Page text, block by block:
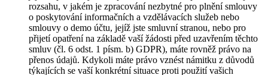
rozsahu, v jakém je zpracování nezbytné pro plnění smlouvy
o poskytování informačních a vzdělávacích služeb nebo
smlouvy o demo účtu, jejíž jste smluvní stranou, nebo pro
přijetí opatření na základě vaší žádosti před uzavřením těchto
smluv (čl. 6 odst. 1 písm. b) GDPR), máte rovněž právo na
přenos údajů. Kdykoli máte právo vznést námitku z důvodů
týkajících se vaší konkrétní situace proti použití vašich